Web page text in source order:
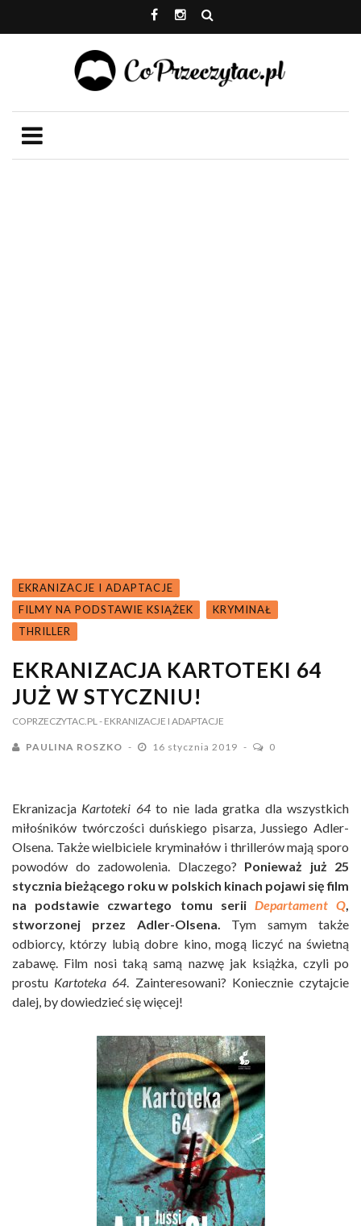
EKRANIZACJE I ADAPTACJE
FILMY NA PODSTAWIE KSIĄŻEK
KRYMINAŁ
THRILLER
EKRANIZACJA KARTOTEKI 64
JUŻ W STYCZNIU!
COPRZECZYTAC.PL - EKRANIZACJE I ADAPTACJE
PAULINA ROSZKO 16 stycznia 2019 0
Ekranizacja Kartoteki 64to nie lada gratka dla wszystkich
miłośników twórczości duńskiego pisarza, Jussiego Adler-
Olsena. Także wielbiciele kryminałów i thrillerów mają sporo
powodów do zadowolenia. Dlaczego? Ponieważ już 25
stycznia bieżącego roku w polskich kinach pojawi się film
na podstawie czwartego tomu serii Departament Q,
stworzonej przez Adler-Olsena. Tym samym także
odbiorcy, którzy lubią dobre kino, mogą liczyć na świetną
zabawę. Film nosi taką samą nazwę jak książka, czyli po
prostu Kartoteka 64. Zainteresowani? Koniecznie czytajcie
dalej, by dowiedzieć się więcej!